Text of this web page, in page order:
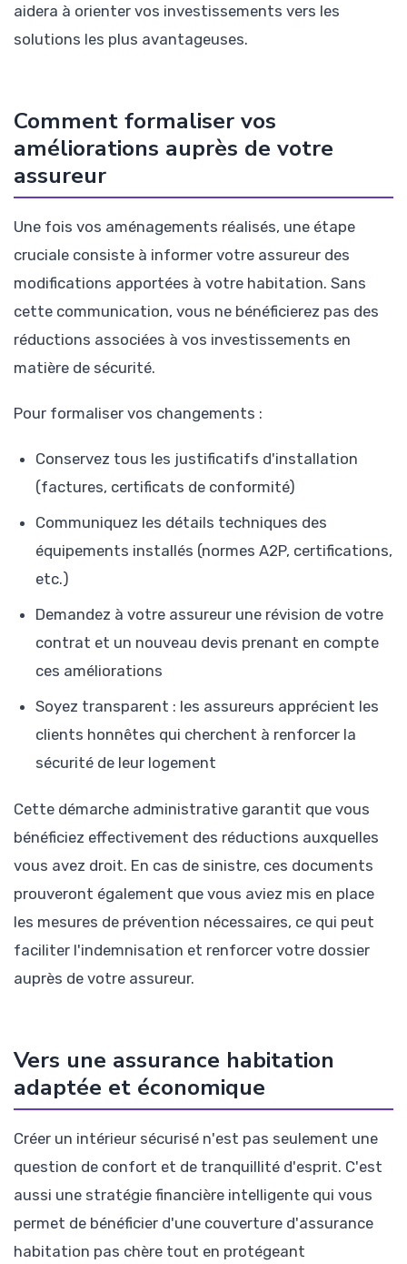
aidera à orienter vos investissements vers les
solutions les plus avantageuses.
Comment formaliser vos
améliorations auprès de votre
assureur
Une fois vos aménagements réalisés, une étape
cruciale consiste à informer votre assureur des
modifications apportées à votre habitation. Sans
cette communication, vous ne bénéficierez pas des
réductions associées à vos investissements en
matière de sécurité.
Pour formaliser vos changements :
Conservez tous les justificatifs d'installation
(factures, certificats de conformité)
Communiquez les détails techniques des
équipements installés (normes A2P, certifications,
etc.)
Demandez à votre assureur une révision de votre
contrat et un nouveau devis prenant en compte
ces améliorations
Soyez transparent : les assureurs apprécient les
clients honnêtes qui cherchent à renforcer la
sécurité de leur logement
Cette démarche administrative garantit que vous
bénéficiez effectivement des réductions auxquelles
vous avez droit. En cas de sinistre, ces documents
prouveront également que vous aviez mis en place
les mesures de prévention nécessaires, ce qui peut
faciliter l'indemnisation et renforcer votre dossier
auprès de votre assureur.
Vers une assurance habitation
adaptée et économique
Créer un intérieur sécurisé n'est pas seulement une
question de confort et de tranquillité d'esprit. C'est
aussi une stratégie financière intelligente qui vous
permet de bénéficier d'une couverture d'assurance
habitation pas chère tout en protégeant